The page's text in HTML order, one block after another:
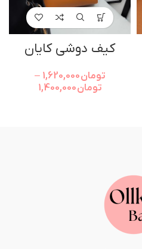
کیف دوشی کایان
تومان
–
تومان